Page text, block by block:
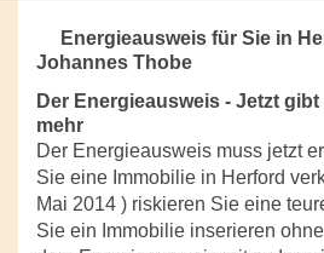
Energieausweis für Sie in
Johannes Thobe
Der Energieausweis - Jetzt
mehr
Der Energieausweis muss jetzt
Sie eine Immobilie in Herford
Mai 2014 ) riskieren Sie eine
Sie ein Immobilie inserieren